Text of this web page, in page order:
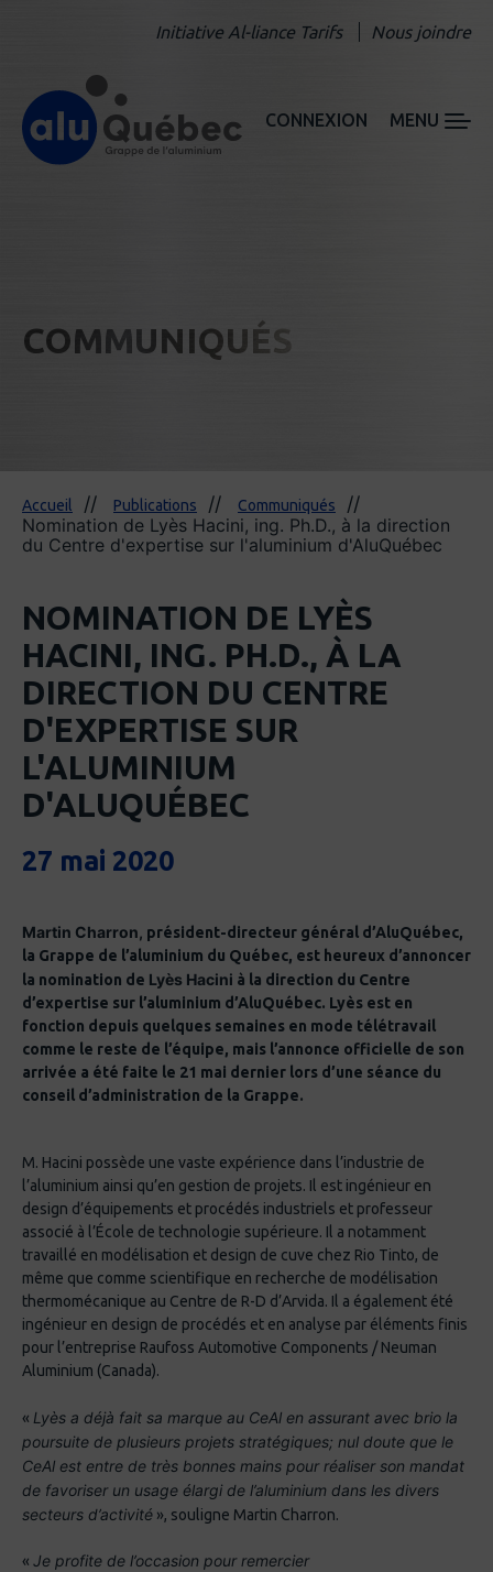
Initiative Al-liance Tarifs Nous joindre
CONNEXION MENU
COMMUNIQUÉS
Accueil Publications Communiqués
Nomination de Lyès Hacini, ing. Ph.D., à la direction
du Centre d'expertise sur l'aluminium d'AluQuébec
NOMINATION DE LYÈS
HACINI, ING. PH.D., À LA
DIRECTION DU CENTRE
D'EXPERTISE SUR
L'ALUMINIUM
D'ALUQUÉBEC
27 mai 2020
Martin Charron, président-directeur général d’AluQuébec,
la Grappe de l’aluminium du Québec, est heureux d’annoncer
la nomination de Lyès Hacini à la direction du Centre
d’expertise sur l’aluminium d’AluQuébec. Lyès est en
fonction depuis quelques semaines en mode télétravail
comme le reste de l’équipe, mais l’annonce officielle de son
arrivée a été faite le 21 mai dernier lors d’une séance du
conseil d’administration de la Grappe.
M. Hacini possède une vaste expérience dans l’industrie de
l’aluminium ainsi qu’en gestion de projets. Il est ingénieur en
design d’équipements et procédés industriels et professeur
associé à l’École de technologie supérieure. Il a notamment
travaillé en modélisation et design de cuve chez Rio Tinto, de
même que comme scientifique en recherche de modélisation
thermomécanique au Centre de R-D d’Arvida. Il a également été
ingénieur en design de procédés et en analyse par éléments finis
pour l’entreprise Raufoss Automotive Components / Neuman
Aluminium (Canada).
« Lyès a déjà fait sa marque au CeAl en assurant avec brio la
poursuite de plusieurs projets stratégiques; nul doute que le
CeAl est entre de très bonnes mains pour réaliser son mandat
de favoriser un usage élargi de l’aluminium dans les divers
secteurs d’activité », souligne Martin Charron.
« Je profite de l’occasion pour remercier